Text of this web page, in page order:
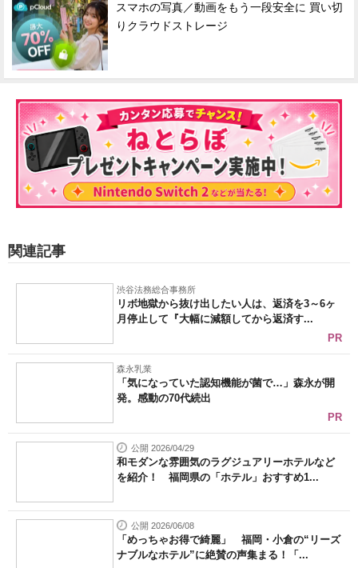
スマホの写真／動画をもう一段安全に 買い切
りクラウドストレージ
関連記事
渋谷法務総合事務所
リボ地獄から抜け出したい人は、返済を3～6ヶ
月停止して『大幅に減額してから返済す...
PR
森永乳業
「気になっていた認知機能が菌で…」森永が開
発。感動の70代続出
PR
公開 2026/04/29
和モダンな雰囲気のラグジュアリーホテルなど
を紹介！ 福岡県の「ホテル」おすすめ1...
公開 2026/06/08
「めっちゃお得で綺麗」 福岡・小倉の“リーズ
ナブルなホテル”に絶賛の声集まる！「...